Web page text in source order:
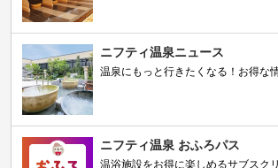
ニフティ温泉ニュース
温泉にもっと行きたくなる！お得な
ニフティ温泉 おふろパス
温浴施設をお得に楽しめるサブスク